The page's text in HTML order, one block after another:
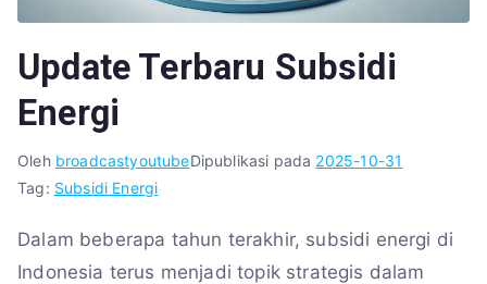
Update Terbaru Subsidi
Energi
Oleh broadcastyoutubeDipublikasi pada 2025-10-31
Tag: Subsidi Energi
Dalam beberapa tahun terakhir, subsidi energi di
Indonesia terus menjadi topik strategis dalam